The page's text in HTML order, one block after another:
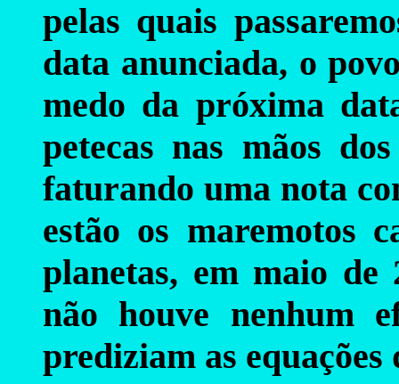
pelas quais
data anunciada, o
medo da próxima
petecas nas mãos
faturando uma nota
estão os maremotos
planetas, em maio de
não houve nenhum
prediziam as